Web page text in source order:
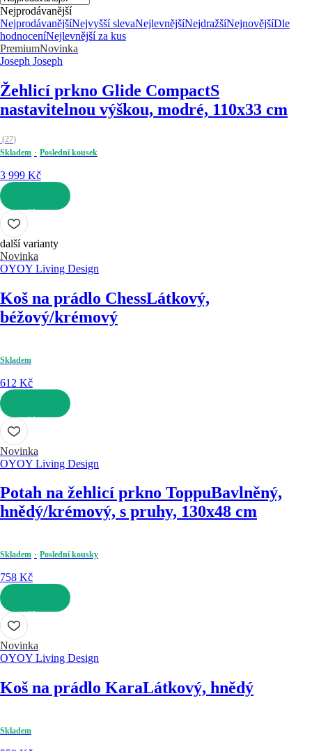
Nejprodávanější
NejprodávanějšíNejvyšší slevaNejlevnějšíNejdražšíNejnovějšíDle
hodnoceníNejlevnější za kus
PremiumNovinka
Joseph Joseph
Žehlicí prkno Glide CompactS
nastavitelnou výškou, modré, 110x33 cm
(27)
Skladem
Poslední kousek
3 999 Kč
DO KOŠÍKU
další varianty
Novinka
OYOY Living Design
Koš na prádlo ChessLátkový,
béžový/krémový
Skladem
612 Kč
DO KOŠÍKU
Novinka
OYOY Living Design
Potah na žehlicí prkno ToppuBavlněný,
hnědý/krémový, s pruhy, 130x48 cm
Skladem Poslední kousky
758 Kč
DO KOŠÍKU
Novinka
OYOY Living Design
Koš na prádlo KaraLátkový, hnědý
Skladem